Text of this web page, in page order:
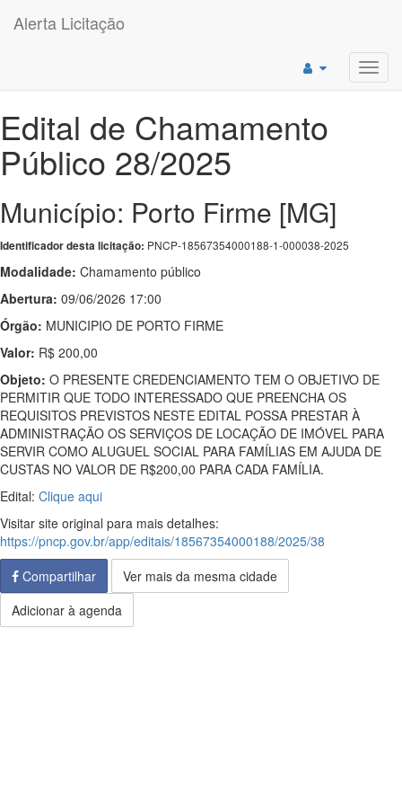
Alerta Licitação
Edital de Chamamento
Público 28/2025
Município: Porto Firme [MG]
Identificador desta licitação: PNCP-18567354000188-1-000038-2025
Modalidade: Chamamento público
Abertura: 09/06/2026 17:00
Órgão: MUNICIPIO DE PORTO FIRME
Valor: R$ 200,00
Objeto: O PRESENTE CREDENCIAMENTO TEM O OBJETIVO DE
PERMITIR QUE TODO INTERESSADO QUE PREENCHA OS
REQUISITOS PREVISTOS NESTE EDITAL POSSA PRESTAR À
ADMINISTRAÇÃO OS SERVIÇOS DE LOCAÇÃO DE IMÓVEL PARA
SERVIR COMO ALUGUEL SOCIAL PARA FAMÍLIAS EM AJUDA DE
CUSTAS NO VALOR DE R$200,00 PARA CADA FAMÍLIA.
Edital: Clique aqui
Visitar site original para mais detalhes:
https://pncp.gov.br/app/editais/18567354000188/2025/38
Compartilhar
Ver mais da mesma cidade
Adicionar à agenda